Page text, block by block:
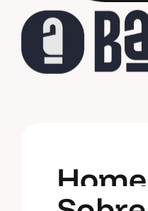
to
Home